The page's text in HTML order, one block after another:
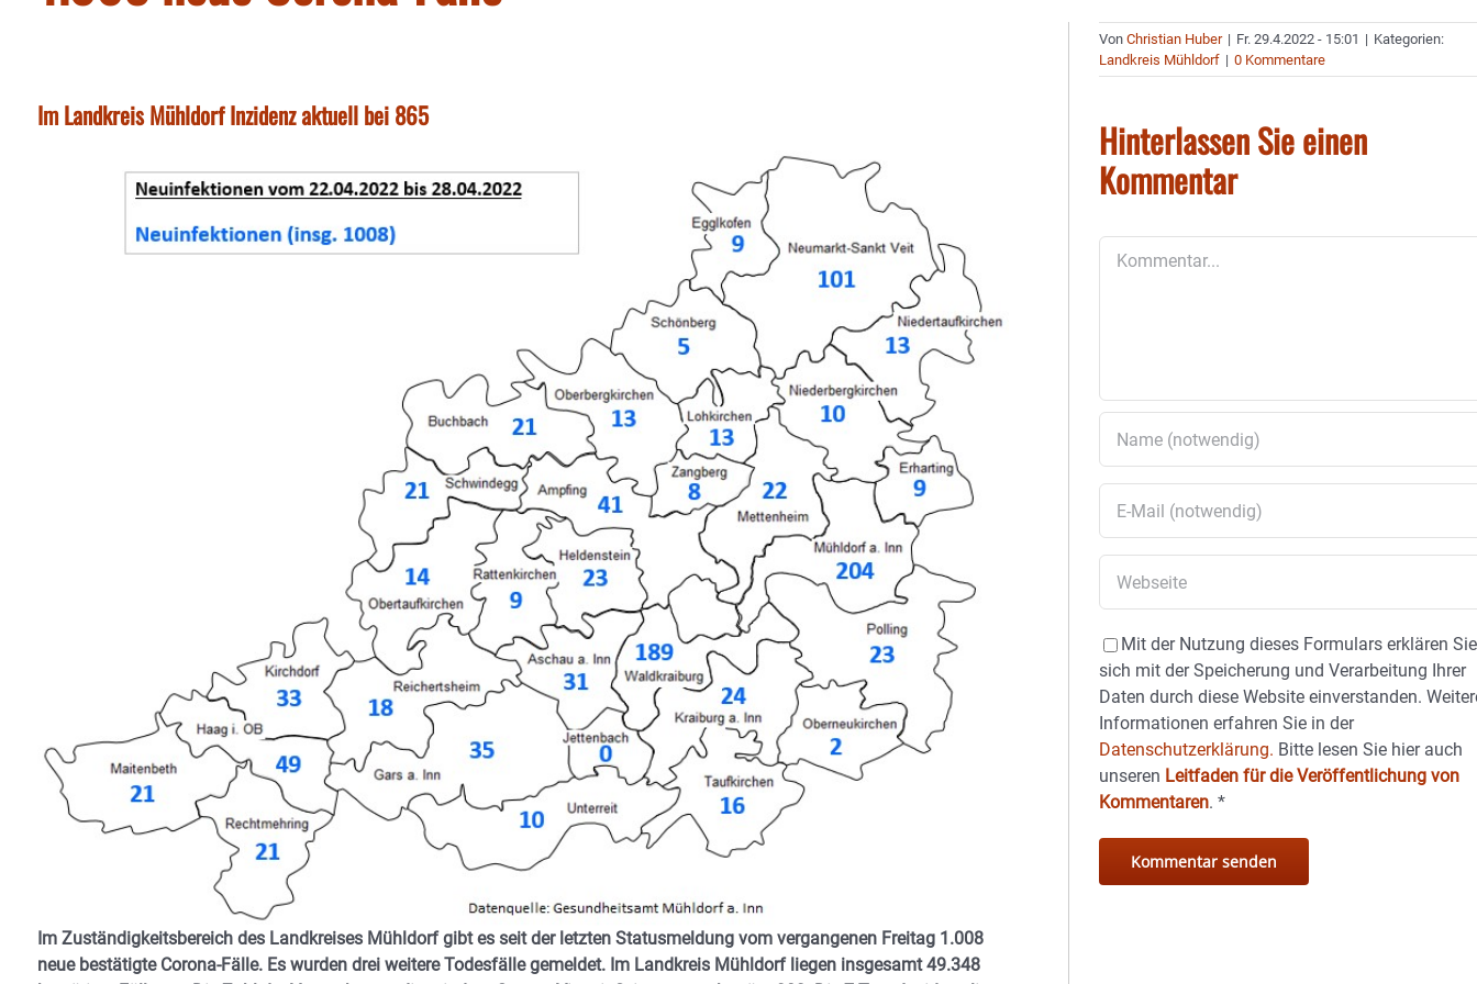
Im Landkreis Mühldorf Inzidenz aktuell bei 865
Im Zuständigkeitsbereich des Landkreises Mühldorf gibt es seit der letzten Statusmeldung vom vergangenen Freitag 1.008
neue bestätigte Corona-Fälle. Es wurden drei weitere Todesfälle gemeldet. Im Landkreis Mühldorf liegen insgesamt 49.348
VonChristian Huber | Fr. 29.4.2022 - 15:01 | Kategorien:
Landkreis Mühldorf | 0 Kommentare
Hinterlassen Sie einen
Kommentar
Mit der Nutzung dieses Formulars erklären Sie
sich mit der Speicherung und Verarbeitung Ihrer
Daten durch diese Website einverstanden.
Informationen erfahren Sie in der
Datenschutzerklärung. Bitte lesen Sie hier auch
unseren Leitfaden für die Veröffentlichung von
Kommentaren.*